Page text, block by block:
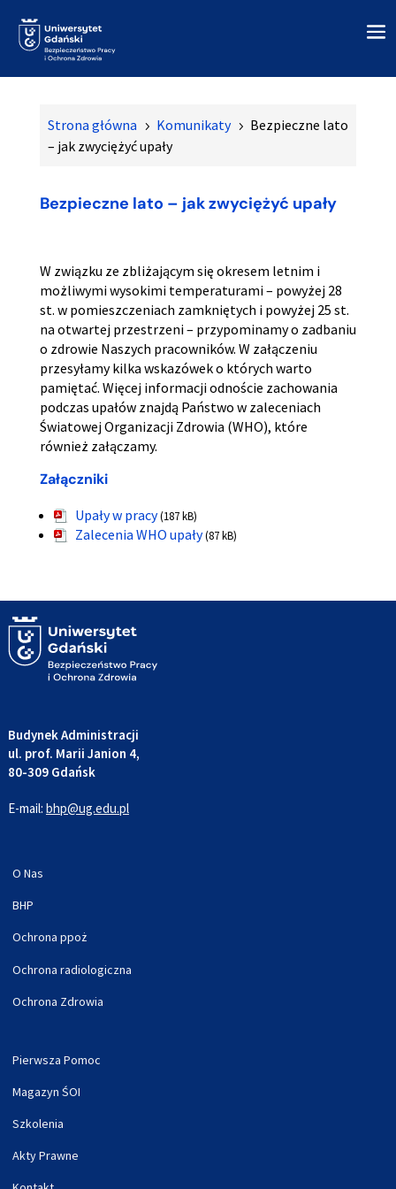
Strona główna 5 Komunikaty 5 Bezpieczne lato
– jak zwyciężyć upały
Bezpieczne lato – jak zwyciężyć upały
W związku ze zbliżającym się okresem letnim i
możliwymi wysokimi temperaturami – powyżej 28
st. w pomieszczeniach zamkniętych i powyżej 25 st.
na otwartej przestrzeni – przypominamy o zadbaniu
o zdrowie Naszych pracowników. W załączeniu
przesyłamy kilka wskazówek o których warto
pamiętać. Więcej informacji odnoście zachowania
podczas upałów znajdą Państwo w zaleceniach
Światowej Organizacji Zdrowia (WHO), które
również załączamy.
Załączniki
Upały w pracy (187 kB)
Zalecenia WHO upały (87 kB)
Budynek Administracji
ul. prof. Marii Janion 4,
80-309 Gdańsk
E-mail: bhp@ug.edu.pl
O Nas
BHP
Ochrona ppoż
Ochrona radiologiczna
Ochrona Zdrowia
Pierwsza Pomoc
Magazyn ŚOI
Szkolenia
Akty Prawne